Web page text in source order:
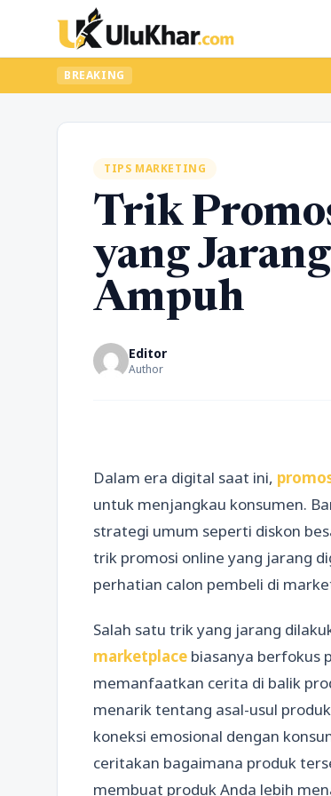
BREAKING
TIPS MARKETING
Trik
yang
Ampuh
Editor
Author
Dalam era digital saat ini,
untuk menjangkau konsumen.
strategi umum seperti diskon
trik promosi online yang jarang
perhatian calon pembeli di
Salah satu trik yang jarang
marketplace biasanya berfokus
memanfaatkan cerita di balik
menarik tentang asal-usul
koneksi emosional dengan
ceritakan bagaimana produk
membuat produk Anda lebih